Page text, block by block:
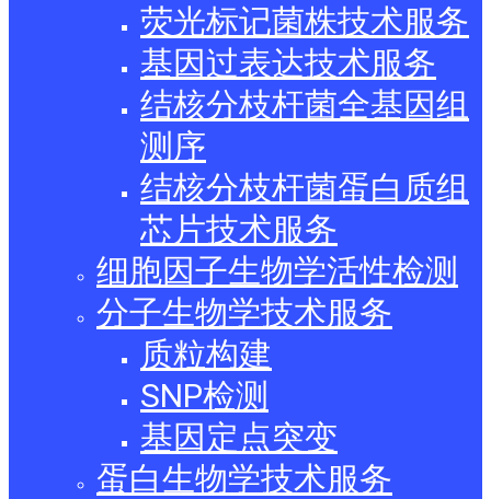
荧光标记菌株技术服务
基因过表达技术服务
结核分枝杆菌全基因组
测序
结核分枝杆菌蛋白质组
芯片技术服务
细胞因子生物学活性检测
分子生物学技术服务
质粒构建
SNP检测
基因定点突变
蛋白生物学技术服务